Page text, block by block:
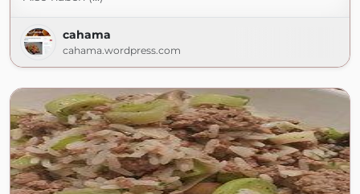
cahama
cahama.wordpress.com